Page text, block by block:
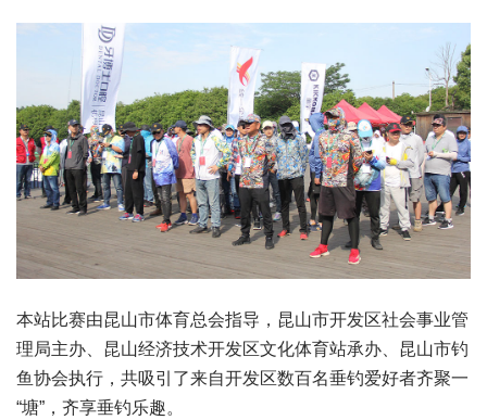
本站比赛由昆山市体育总会指导，昆山市开发区社会事业管
理局主办、昆山经济技术开发区文化体育站承办、昆山市钓
鱼协会执行，共吸引了来自开发区数百名垂钓爱好者齐聚一
“塘”，齐享垂钓乐趣。